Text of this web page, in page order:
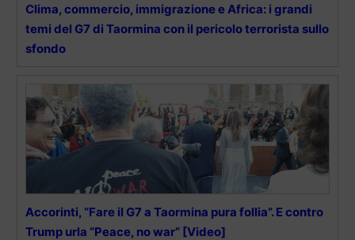
Clima, commercio, immigrazione e Africa: i grandi
temi del G7 di Taormina con il pericolo terrorista sullo
sfondo
Accorinti, “Fare il G7 a Taormina pura follia”. E contro
Trump urla “Peace, no war” [Video]